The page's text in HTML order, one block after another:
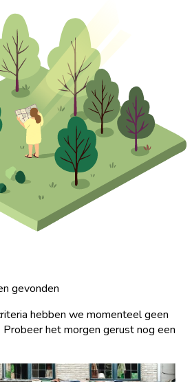
gevonden
hebben we momenteel geen
het morgen gerust nog een